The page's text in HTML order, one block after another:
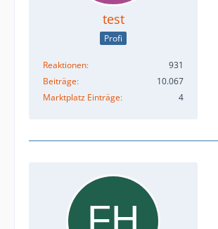
test
Profi
Reaktionen
931
Beiträge
10.067
Marktplatz Einträge
4